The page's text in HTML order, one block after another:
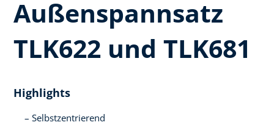
Außenspannsatz
TLK622 und TLK681
Highlights
Selbstzentrierend